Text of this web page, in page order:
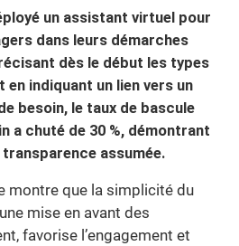
un assistant virtuel pour
dans leurs démarches
dès le début les types
en indiquant un lien vers un
besoin, le taux de bascule
a chuté de 30 %, démontrant
assumée.
montre que la simplicité du
mise en avant des
favorise l’engagement et